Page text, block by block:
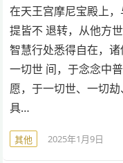
在天王宫摩尼宝殿上
提皆不 退转，从他方
智慧行处悉得自在，
一切世 间，于念念中
愿，于一切世、一切劫
具…
其他 2025年1月9日